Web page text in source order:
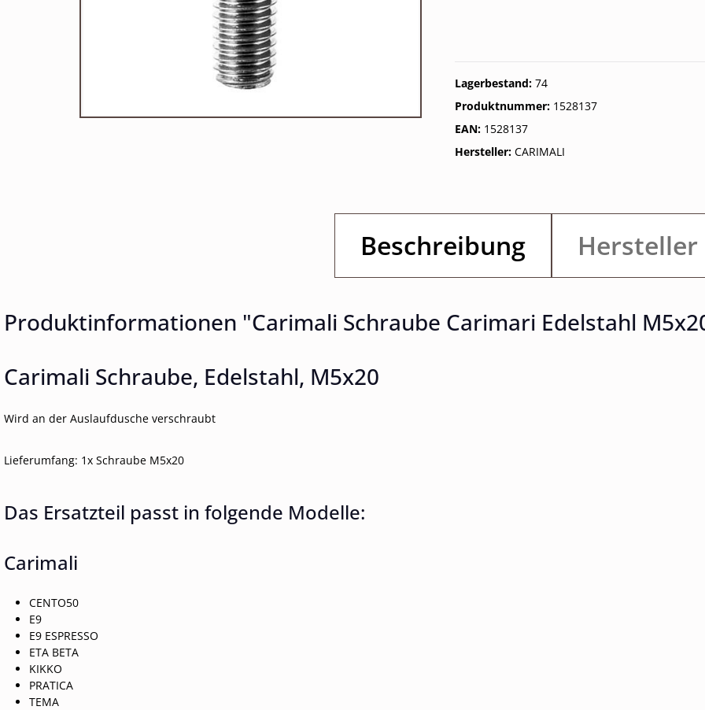
Lagerbestand: 74
Produktnummer: 1528137
EAN: 1528137
Hersteller: CARIMALI
Beschreibung Hersteller
Produktinformationen "Carimali Schraube Carimari Edelstahl
Carimali Schraube, Edelstahl, M5x20
Wird an der Auslaufdusche verschraubt
Lieferumfang: 1x Schraube M5x20
Das Ersatzteil passt in folgende Modelle:
Carimali
CENTO50
E9
E9 ESPRESSO
ETA BETA
KIKKO
PRATICA
TEMA